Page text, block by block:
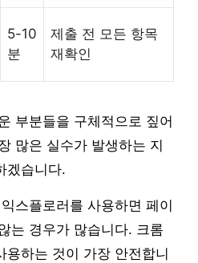
5-10
분
제출 전 모든 항목
재확인
부분들을 구체적으로 짚어
많은 실수가 발생하는 지
겠습니다.
스플로러를 사용하면 페이
는 경우가 많습니다. 크롬
용하는 것이 가장 안전합니